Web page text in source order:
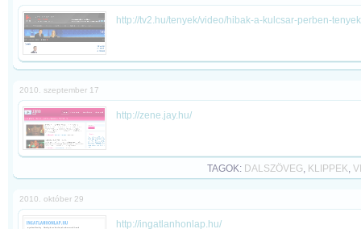
http://tv2.hu/tenyek/video/hibak-a-kulcsar-perben-
2010. szeptember 17
http://zene.jay.hu/
TAGOK: DALSZÖVEG, KLIPPEK,
2010. október 29
http://ingatlanhonlap.hu/